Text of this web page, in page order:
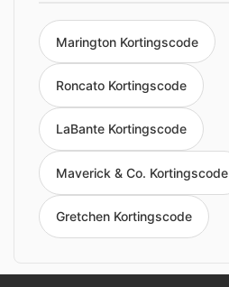
Marington Kortingscode
Roncato Kortingscode
LaBante Kortingscode
Maverick & Co. Kortingscode
Gretchen Kortingscode